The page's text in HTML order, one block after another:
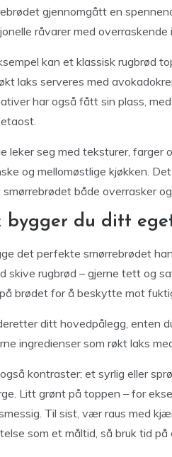
gjennomgått en
råvarer med
kan et klassisk rugbrød
laks serveres med
har også fått sin plass,
leker seg med teksturer, farger
og mellomøstlige kjøkken.
smørrebrødet både overrasker
bygger du ditt
det perfekte smørrebrødet
skive rugbrød – gjerne tett og
brødet for å beskytte mot
ditt hovedpålegg, enten
ingredienser som røkt laks
kontraster: et syrlig eller
Litt grønt på toppen – for
Til sist, vær raus med
som et måltid, så bruk tid